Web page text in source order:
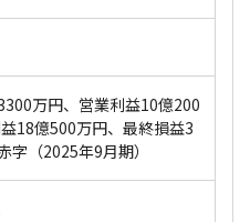
万円、営業利益10億200
18億500万円、最終損益3
字（2025年9月期）